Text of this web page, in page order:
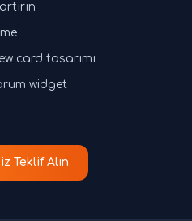
card tasarımı
widget
Teklif Alın